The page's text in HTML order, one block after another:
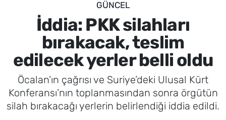
GÜNCEL
İddia: PKK silahları
bırakacak, teslim
edilecek yerler belli oldu
Öcalan’ın çağrısı ve Suriye’deki Ulusal Kürt
Konferansı’nın toplanmasından sonra örgütün
silah bırakacağı yerlerin belirlendiği iddia edildi.